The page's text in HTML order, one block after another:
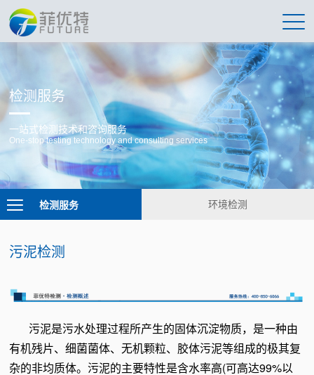
检测服务
一站式检测技术和咨询服务
One-stop testing technology and consulting services
检测服务 环境检测
污泥检测
污泥是污水处理过程所产生的固体沉淀物质，是一种由
有机残片、细菌菌体、无机颗粒、胶体污泥等组成的极其复
杂的非均质体。污泥的主要特性是含水率高(可高达99%以